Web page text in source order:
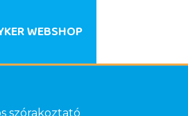
WEBSHOP
szórakoztató